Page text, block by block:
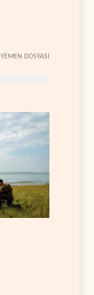
YEMEN DOSYASI